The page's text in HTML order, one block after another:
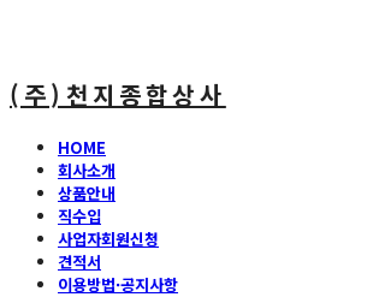
(주)천지종합상사
HOME
회사소개
상품안내
직수입
사업자회원신청
견적서
이용방법·공지사항